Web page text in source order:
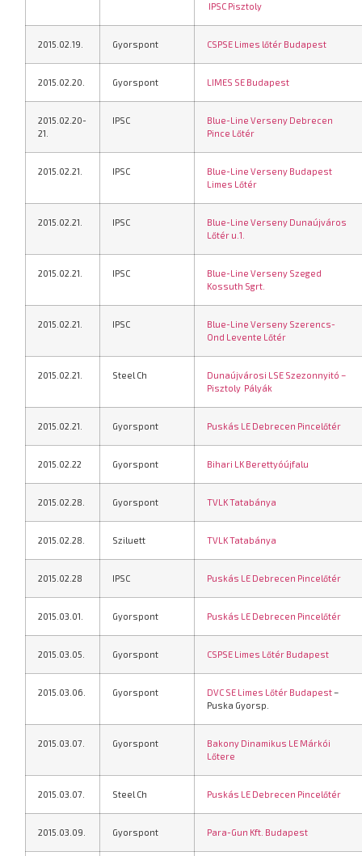
IPSC Pisztoly
2015.02.19. Gyorspont CSPSE Limes lőtér Budapest
2015.02.20. Gyorspont LIMES SE Budapest
2015.02.20-
21.
IPSC
Blue-Line Verseny Debrecen
Pince Lőtér
2015.02.21. IPSC
Blue-Line Verseny Budapest
Limes Lőtér
2015.02.21. IPSC
Blue-Line Verseny Dunaújváros
Lőtér u.1.
2015.02.21. IPSC
Blue-Line Verseny Szeged
Kossuth Sgrt.
2015.02.21. IPSC
Blue-Line Verseny Szerencs-
Ond Levente Lőtér
2015.02.21. Steel Ch
Dunaújvárosi LSE Szezonnyitó –
Pisztoly Pályák
2015.02.21. Gyorspont Puskás LE Debrecen Pincelőtér
2015.02.22 Gyorspont Bihari LK Berettyóújfalu
2015.02.28. Gyorspont TVLK Tatabánya
2015.02.28. Sziluett TVLK Tatabánya
2015.02.28 IPSC Puskás LE Debrecen Pincelőtér
2015.03.01. Gyorspont Puskás LE Debrecen Pincelőtér
2015.03.05. Gyorspont CSPSE Limes Lőtér Budapest
2015.03.06. Gyorspont DVC SE Limes Lőtér Budapest–
Puska Gyorsp.
2015.03.07. Gyorspont
Bakony Dinamikus LE Márkói
Lőtere
2015.03.07. Steel Ch Puskás LE Debrecen Pincelőtér
2015.03.09. Gyorspont Para-Gun Kft. Budapest